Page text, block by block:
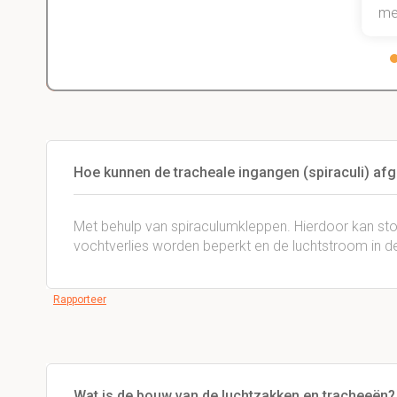
Hoe kunnen de tracheale ingangen (spiraculi)
Met behulp van spiraculumkleppen. Hierdoor kan
vochtverlies worden beperkt en de luchtstroom in
Rapporteer